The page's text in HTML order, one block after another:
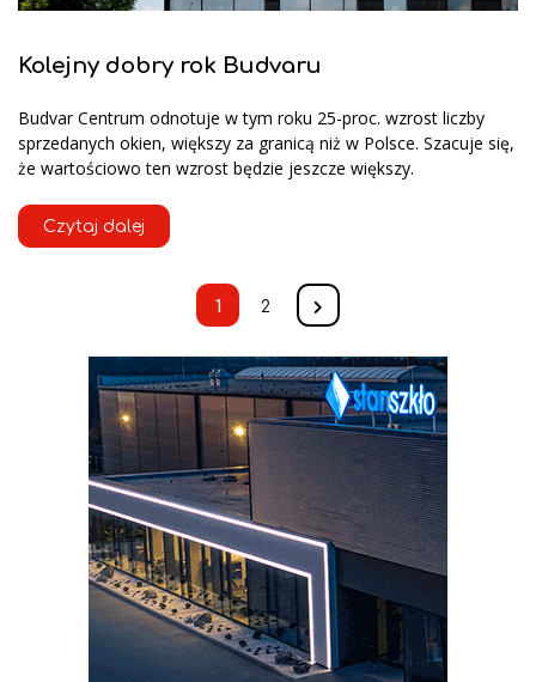
Kolejny dobry rok Budvaru
Budvar Centrum odnotuje w tym roku 25-proc. wzrost liczby
sprzedanych okien, większy za granicą niż w Polsce. Szacuje się,
że wartościowo ten wzrost będzie jeszcze większy.
Czytaj dalej
1 2